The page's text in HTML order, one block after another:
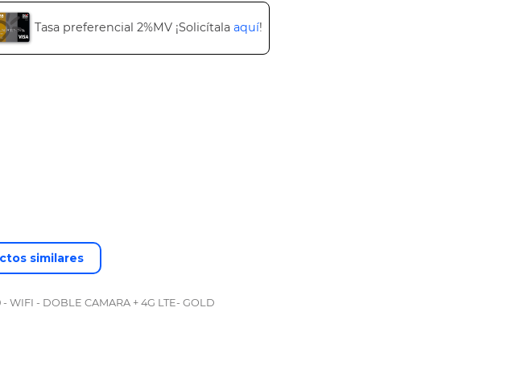
Tasa preferencial 2%MV ¡Solicítala aquí!
similares
- WIFI - DOBLE CAMARA + 4G LTE- GOLD